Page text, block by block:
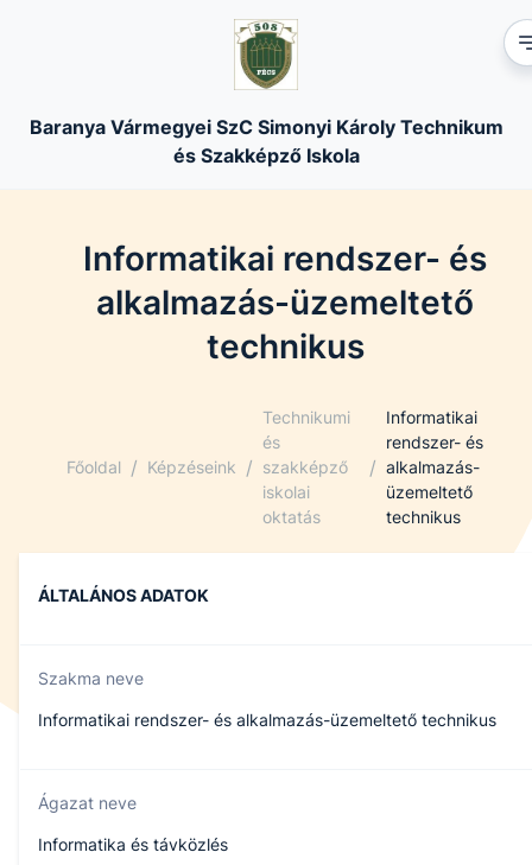
Baranya Vármegyei SzC Simonyi Károly Technikum
és Szakképző Iskola
Informatikai rendszer- és
alkalmazás-üzemeltető
technikus
Főoldal / Képzéseink /
Technikumi
és
szakképző
iskolai
oktatás
/
Informatikai
rendszer- és
alkalmazás-
üzemeltető
technikus
ÁLTALÁNOS ADATOK
Szakma neve
Informatikai rendszer- és alkalmazás-üzemeltető technikus
Ágazat neve
Informatika és távközlés